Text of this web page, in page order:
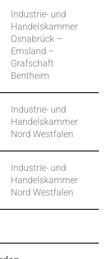
Industrie- und
Handelskammer
Osnabrück –
Emsland –
Grafschaft
Bentheim
Industrie- und
Handelskammer
Nord Westfalen
Industrie- und
Handelskammer
Nord Westfalen